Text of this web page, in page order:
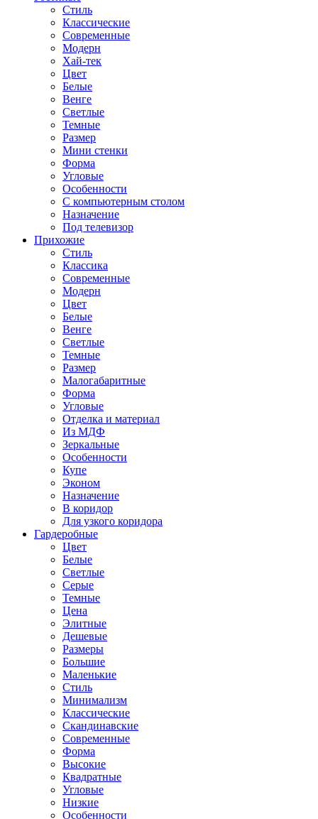
Стиль
Классические
Современные
Модерн
Хай-тек
Цвет
Белые
Венге
Светлые
Темные
Размер
Мини стенки
Форма
Угловые
Особенности
С компьютерным столом
Назначение
Под телевизор
Прихожие
Стиль
Классика
Современные
Модерн
Цвет
Белые
Венге
Светлые
Темные
Размер
Малогабаритные
Форма
Угловые
Отделка и материал
Из МДФ
Зеркальные
Особенности
Купе
Эконом
Назначение
В коридор
Для узкого коридора
Гардеробные
Цвет
Белые
Светлые
Серые
Темные
Цена
Элитные
Дешевые
Размеры
Большие
Маленькие
Стиль
Минимализм
Классические
Скандинавские
Современные
Форма
Высокие
Квадратные
Угловые
Низкие
Особенности